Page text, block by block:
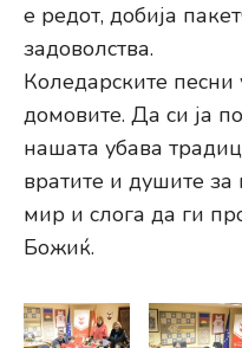
е редот, добија
задоволства.
Коледарските
домовите. Да си ја
нашата убава
вратите и душите
мир и слога да ги
Божиќ.